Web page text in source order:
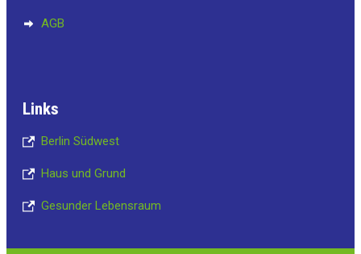
AGB
Links
Berlin Südwest
Haus und Grund
Gesunder Lebensraum